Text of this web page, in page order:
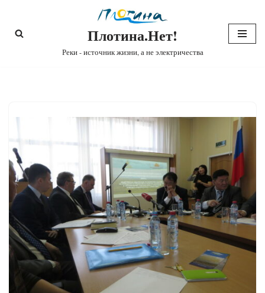
Перейти
Плотина.Нет!
Реки - источник жизни, а не электричества